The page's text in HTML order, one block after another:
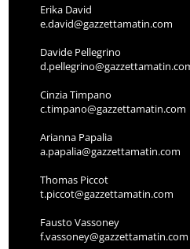
Erika David
e.david@gazzettamatin.com
Davide Pellegrino
Cinzia Timpano
c.timpano@gazzettamatin.com
Arianna Papalia
a.papalia@gazzettamatin.com
Thomas Piccot
t.piccot@gazzettamatin.com
Fausto Vassoney
f.vassoney@gazzettamatin.com